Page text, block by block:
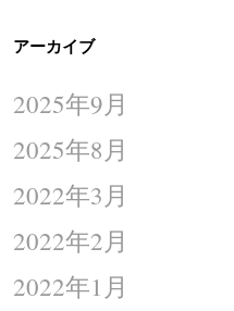
アーカイブ
2025年9月
2025年8月
2022年3月
2022年2月
2022年1月